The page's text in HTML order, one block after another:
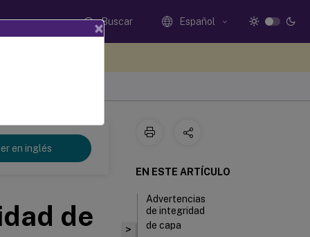
Buscar Español
en inglés
de
>
EN ESTE ARTÍCULO
Advertencias
de integridad
de capa
×